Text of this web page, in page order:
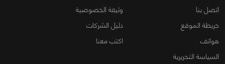
اتصل بنا
وثيقة الخصوصية
خريطة الموقع
دليل الشركات
هواتف
اكتب معنا
السياسة التحريرية